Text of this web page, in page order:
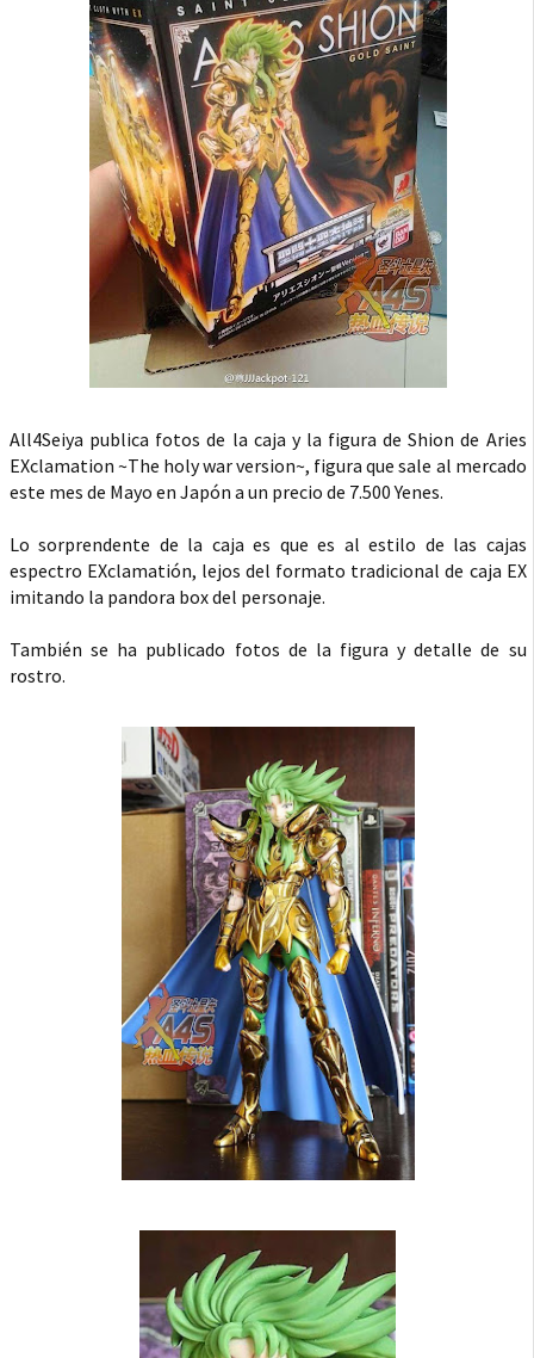
All4Seiya publica fotos de la caja y la figura de Shion de Aries
EXclamation ~The holy war version~, figura que sale al mercado
este mes de Mayo en Japón a un precio de 7.500 Yenes.
Lo sorprendente de la caja es que es al estilo de las cajas
espectro EXclamatión, lejos del formato tradicional de caja EX
imitando la pandora box del personaje.
También se ha publicado fotos de la figura y detalle de su
rostro.